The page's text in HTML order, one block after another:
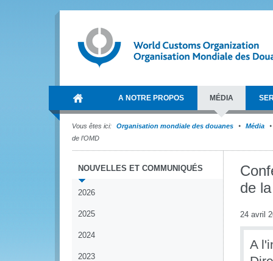
A NOTRE PROPOS MÉDIA
Vous êtes ici: Organisation mondiale des douanes
Média
de l’OMD
NOUVELLES ET COMMUNIQUÉS
2026
2025
2024
2023
de
24 avril
A